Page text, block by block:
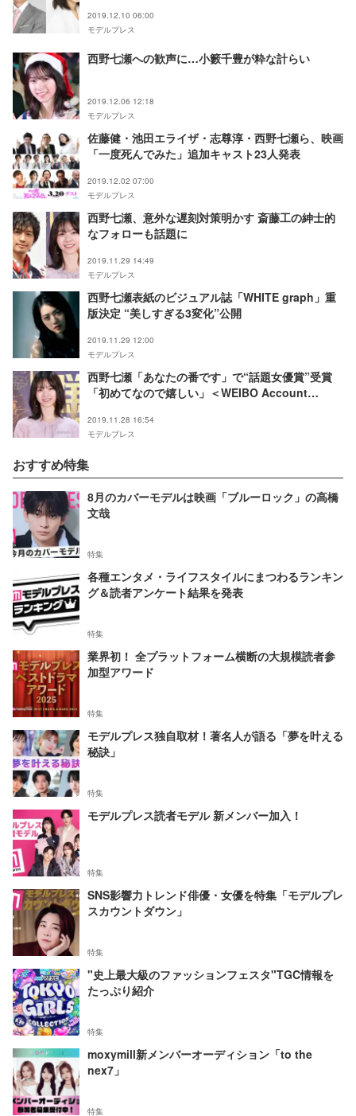
2019.12.10 06:00
モデルプレス
西野七瀬への歓声に…小籔千豊が粋な計らい
2019.12.06 12:18
モデルプレス
佐藤健・池田エライザ・志尊淳・西野七瀬ら、映画
「一度死んでみた」追加キャスト23人発表
2019.12.02 07:00
モデルプレス
西野七瀬、意外な遅刻対策明かす 斎藤工の紳士的
なフォローも話題に
2019.11.29 14:49
モデルプレス
西野七瀬表紙のビジュアル誌「WHITE graph」重
版決定 “美しすぎる3変化”公開
2019.11.29 12:00
モデルプレス
西野七瀬「あなたの番です」で“話題女優賞”受賞
「初めてなので嬉しい」＜WEIBO Account
2019.11.28 16:54
モデルプレス
おすすめ特集
8月のカバーモデルは映画「ブルーロック」の高橋
文哉
特集
各種エンタメ・ライフスタイルにまつわるランキン
グ＆読者アンケート結果を発表
特集
業界初！ 全プラットフォーム横断の大規模読者参
加型アワード
特集
モデルプレス独自取材！著名人が語る「夢を叶える
秘訣」
特集
モデルプレス読者モデル 新メンバー加入！
特集
SNS影響力トレンド俳優・女優を特集「モデルプレ
スカウントダウン」
特集
"史上最大級のファッションフェスタ"TGC情報を
たっぷり紹介
特集
moxymill新メンバーオーディション「to the
nex7」
特集